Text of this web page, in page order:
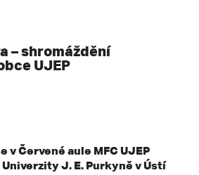
– shromáždění
UJEP
v Červené aule MFC UJEP
J. E. Purkyně v Ústí